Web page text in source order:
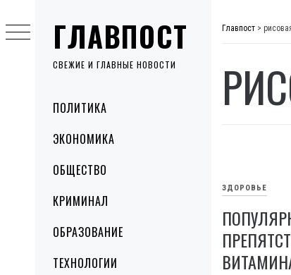
ГЛАВПОСТ
СВЕЖИЕ И ГЛАВНЫЕ НОВОСТИ
MenuПОЛИТИКА
ЭКОНОМИКА
ОБЩЕСТВО
КРИМИНАЛ
ОБРАЗОВАНИЕ
ТЕХНОЛОГИИ
to
content
Главпост >
ЗДОРОВЬЕ